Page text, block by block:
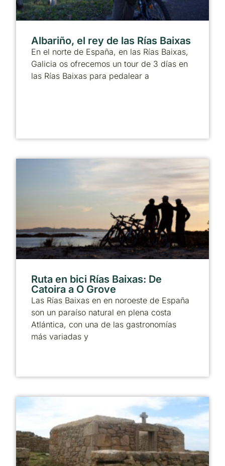
Albariño, el rey de las Rías Baixas
En el norte de España, en las Rías Baixas,
Galicia os ofrecemos un tour de 3 días en
las Rías Baixas para pedalear a
Ruta en bici Rías Baixas: De
Catoira a O Grove
Las Rías Baixas en en noroeste de España
son un paraíso natural en plena costa
Atlántica, con una de las gastronomías
más variadas y